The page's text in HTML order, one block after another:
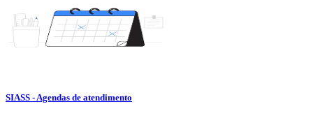
SIASS - Agendas de atendimento